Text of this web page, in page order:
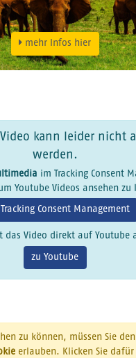
mehr Infos hier
Video kann leider nicht
werden.
im Tracking Consent
Youtube Videos ansehen zu
Consent Management
das Video direkt auf Youtube
zu Youtube
zu können, müssen Sie den
erlauben. Klicken Sie